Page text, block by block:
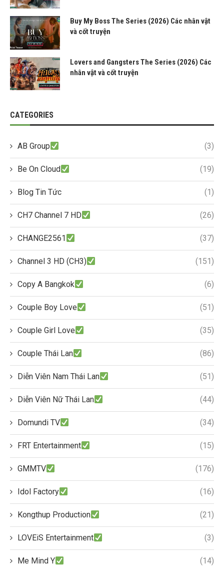
Buy My Boss The Series (2026) Các nhân vật
và cốt truyện
Lovers and Gangsters The Series (2026) Các
nhân vật và cốt truyện
CATEGORIES
AB Group (3)
Be On Cloud (19)
Blog Tin Tức (1)
CH7 Channel 7 HD (26)
CHANGE2561 (37)
Channel 3 HD (CH3) (151)
Copy A Bangkok (6)
Couple Boy Love (51)
Couple Girl Love (35)
Couple Thái Lan (86)
Diễn Viên Nam Thái Lan (51)
Diễn Viên Nữ Thái Lan (44)
Domundi TV (34)
FRT Entertainment (15)
GMMTV (176)
Idol Factory (16)
Kongthup Production (21)
LOVEiS Entertainment (3)
Me Mind Y (14)